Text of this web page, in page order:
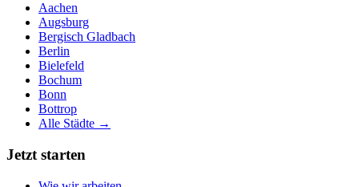
Aachen
Augsburg
Bergisch Gladbach
Berlin
Bielefeld
Bochum
Bonn
Bottrop
Alle Städte →
Jetzt starten